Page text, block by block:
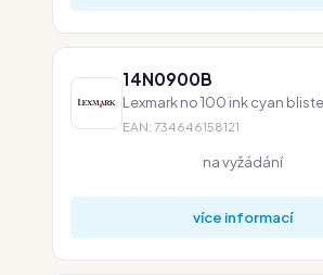
14N0900B
Lexmark no 100 ink cyan
EAN: 734646158121
na vyžádání
více informací